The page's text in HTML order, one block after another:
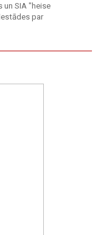
SIA "heise
par